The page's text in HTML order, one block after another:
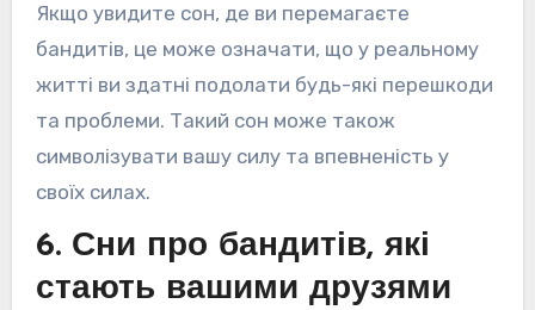
Якщо увидите сон, де ви перемагаєте
бандитів, це може означати, що у реальному
житті ви здатні подолати будь-які перешкоди
та проблеми. Такий сон може також
символізувати вашу силу та впевненість у
своїх силах.
6. Сни про бандитів, які
стають вашими друзями